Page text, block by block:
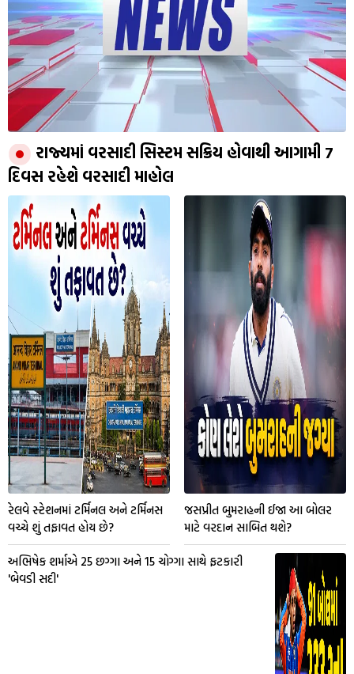
રાજ્યમાં વરસાદી સિસ્ટમ સક્રિય હોવાથી આગામી 7
દિવસ રહેશે વરસાદી માહોલ
રેલવે સ્ટેશનમાં ટર્મિનલ અને ટર્મિનસ
વચ્ચે શું તફાવત હોય છે?
જસપ્રીત બુમરાહની ઈજા આ બોલર
માટે વરદાન સાબિત થશે?
અભિષેક શર્માએ 25 છગ્ગા અને 15 ચોગ્ગા સાથે ફટકારી
'બેવડી સદી'